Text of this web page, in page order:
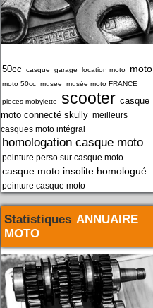
50cc casque garage location moto moto
moto 50cc musee musée moto FRANCE
pieces mobylette scooter casque
moto connecté skully meilleurs
casques moto intégral
homologation casque moto
peinture perso sur casque moto
casque moto insolite homologué
peinture casque moto
Statistiques ANNUAIRE
MOTO